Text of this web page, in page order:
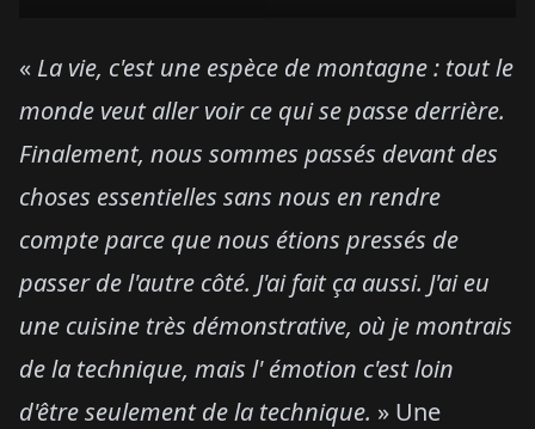
« La vie, c'est une espèce de montagne : tout le
monde veut aller voir ce qui se passe derrière.
Finalement, nous sommes passés devant des
choses essentielles sans nous en rendre
compte parce que nous étions pressés de
passer de l'autre côté. J'ai fait ça aussi. J'ai eu
une cuisine très démonstrative, où je montrais
de la technique, mais l' émotion c'est loin
d'être seulement de la technique. » Une